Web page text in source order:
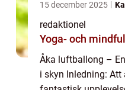
15 december 2025
redaktionel
Yoga- och
Åka luftballong –
i skyn Inledning: